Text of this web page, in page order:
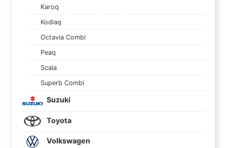
Karoq
Kodiaq
Octavia Combi
Peaq
Scala
Superb Combi
Suzuki
Toyota
Volkswagen